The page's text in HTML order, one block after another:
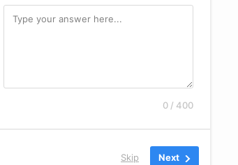
19 20 21 22 23
0 / 400
Skip Next